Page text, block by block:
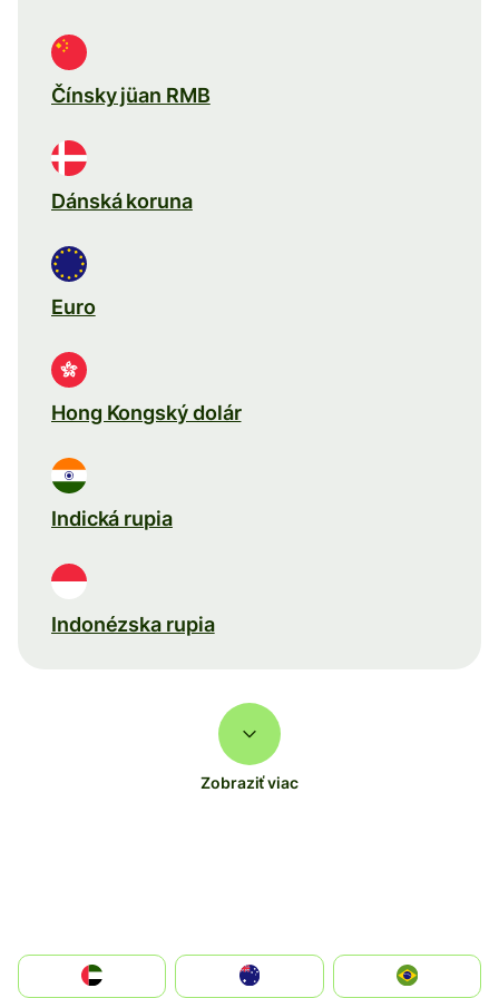
Čínsky jüan RMB
Dánská koruna
Euro
Hong Kongský dolár
Indická rupia
Indonézska rupia
Zobraziť viac
الإمارات العربية المتحدة